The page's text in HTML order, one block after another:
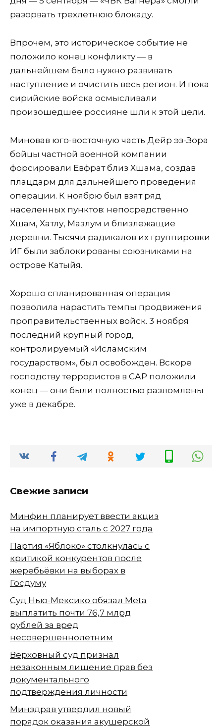
разорвать трехлетнюю блокаду.
Впрочем, это историческое событие не
положило конец конфликту — в
дальнейшем было нужно развивать
наступление и очистить весь регион. И пока
сирийские войска осмысливали
произошедшее россияне шли к этой цели.
Миновав юго-восточную часть Дейр эз-Зора
бойцы частной военной компании
форсировали Евфрат близ Хшама, создав
плацдарм для дальнейшего проведения
операции. К ноябрю был взят ряд
населенных пунктов: непосредственно
Хшам, Хатлу, Мазлум и близлежащие
деревни. Тысячи радикалов их группировки
ИГ были заблокированы союзниками на
острове Катыйя.
Хорошо спланированная операция
позволила нарастить темпы продвижения
проправительственных войск. 3 ноября
последний крупный город,
контролируемый «Исламским
государством», был освобожден. Вскоре
господству террористов в САР положили
конец — они были полностью разломлены
уже в декабре.
Свежие записи
Минфин планирует ввести акциз
на импортную сталь с 2027 года
Партия «Яблоко» столкнулась с
критикой конкурентов после
жеребьёвки на выборах в
Госдуму
Суд Нью-Мексико обязал Meta
выплатить почти 76,7 млрд
рублей за вред
несовершеннолетним
Верховный суд признал
незаконным лишение прав без
документального
подтверждения личности
Минздрав утвердил новый
порядок оказания акушерской